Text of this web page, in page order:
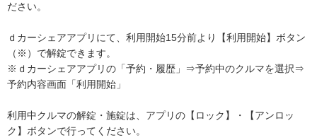
ださい。
ｄカーシェアアプリにて、利用開始15分前より【利用開始】ボタン
（※）で解錠できます。
※ｄカーシェアアプリの「予約・履歴」⇒予約中のクルマを選択⇒
予約内容画面「利用開始」
利用中クルマの解錠・施錠は、アプリの【ロック】・【アンロッ
ク】ボタンで行ってください。